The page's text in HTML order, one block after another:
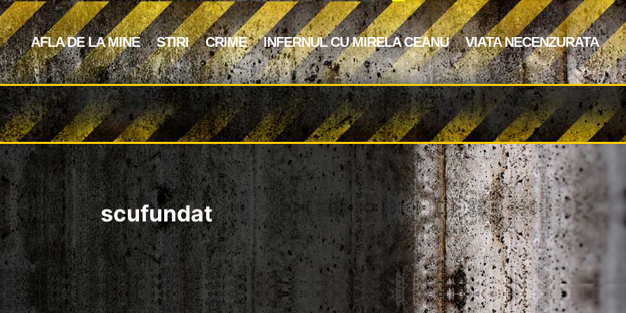
AFLA DE LA MINE STIRI CRIME INFERNUL CU MIRELA CEANU VIATA NECENZURATA
scufundat